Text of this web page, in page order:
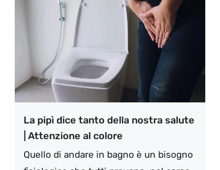
La pipì dice tanto della nostra salute
| Attenzione al colore
Quello di andare in bagno è un bisogno